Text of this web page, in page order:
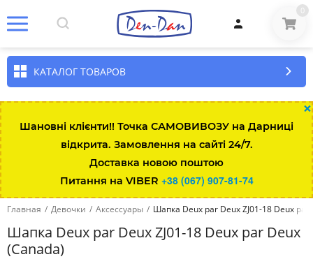
0
КАТАЛОГ ТОВАРОВ
×
Шановні клієнти!! Точка САМОВИВОЗУ на Дарниці
відкрита. Замовлення на сайті 24/7.
Доставка новою поштою
Питання на VIBER +38 (067) 907-81-74
Главная / Девочки / Аксессуары / Шапка Deux par Deux ZJ01-18 Deux par
Шапка Deux par Deux ZJ01-18 Deux par Deux
(Canada)